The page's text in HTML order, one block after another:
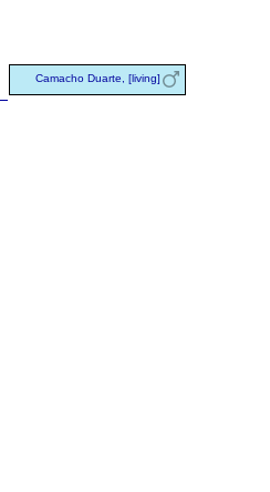
Camacho Duarte, [living]